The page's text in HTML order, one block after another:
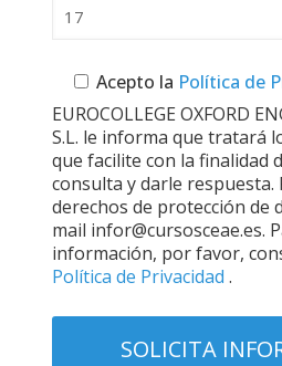
Acepto la Política de
EUROCOLLEGE OXFORD
S.L. le informa que tratará
que facilite con la finalidad
consulta y darle respuesta.
derechos de protección de
mail infor@cursosceae.es.
información, por favor,
Política de Privacidad .